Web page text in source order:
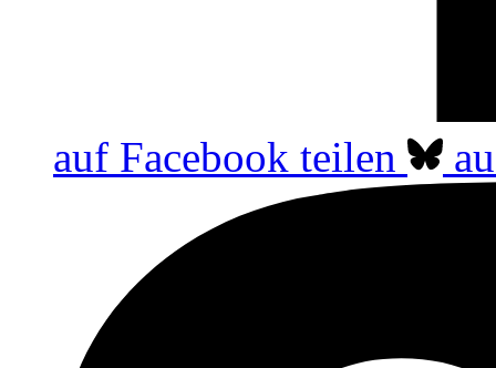
auf Facebook teilen